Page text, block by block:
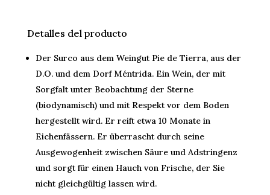
Detalles del producto
Der Surco aus dem Weingut Pie de Tierra, aus der
D.O. und dem Dorf Méntrida. Ein Wein, der mit
Sorgfalt unter Beobachtung der Sterne
(biodynamisch) und mit Respekt vor dem Boden
hergestellt wird. Er reift etwa 10 Monate in
Eichenfässern. Er überrascht durch seine
Ausgewogenheit zwischen Säure und Adstringenz
und sorgt für einen Hauch von Frische, der Sie
nicht gleichgültig lassen wird.